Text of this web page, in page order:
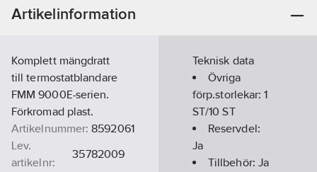
Artikelinformation
Komplett mängdratt
till termostatblandare
FMM 9000E-serien.
Förkromad plast.
Artikelnummer: 8592061
Lev.
artikelnr:
35782009
Teknisk data
Övriga
förp.storlekar:1
ST/10 ST
Reservdel:
Ja
Tillbehör: Ja